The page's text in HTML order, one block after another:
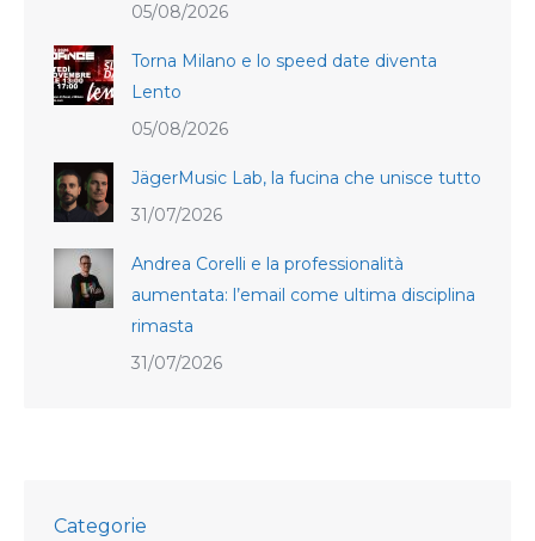
05/08/2026
Torna Milano e lo speed date diventa
Lento
05/08/2026
JägerMusic Lab, la fucina che unisce tutto
31/07/2026
Andrea Corelli e la professionalità
aumentata: l’email come ultima disciplina
rimasta
31/07/2026
Categorie